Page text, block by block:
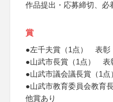
作品提出・応募締切、必
賞
●左千夫賞（1点） 表彰
●山武市長賞（1点） 表
●山武市議会議長賞（1
●山武市教育委員会教育
他賞あり